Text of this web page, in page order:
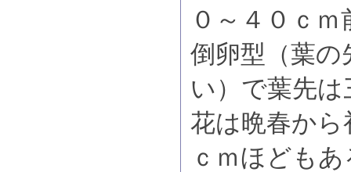
０～４０ｃ
倒卵型（葉
い）で葉先
花は晩春か
ｃｍほども